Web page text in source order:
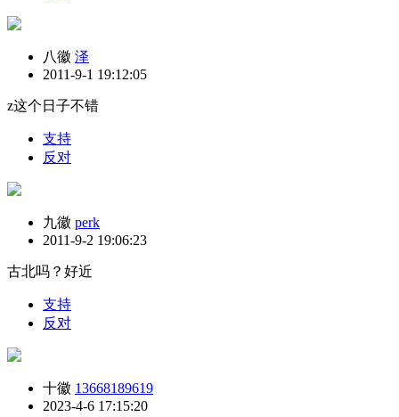
八徽 泽
2011-9-1 19:12:05
z这个日子不错
支持
反对
九徽 perk
2011-9-2 19:06:23
古北吗？好近
支持
反对
十徽 13668189619
2023-4-6 17:15:20